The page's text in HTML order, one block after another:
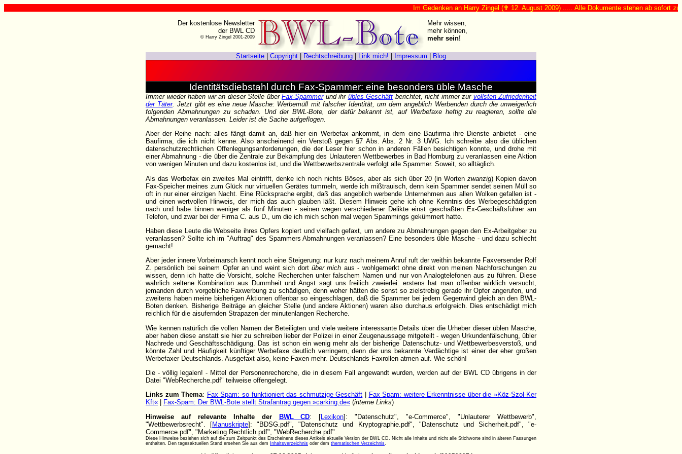
Im Gedenken an Harry Zingel (✟ 12. August 2009) ..... Alle Dokumente stehen ab sofort
Der kostenlose Newsletter
der BWL CD
© Harry Zingel 2001-2009
Mehr wissen,
mehr können,
mehr sein!
Startseite Copyright Rechtschreibung Link mich! Impressum Blog
Identitätsdiebstahl durch Fax-Spammer: eine besonders üble Masche
Immer wieder haben wir an dieser Stelle über Fax-Spammerund ihr übles Geschäft berichtet, nicht immer zur vollsten Zufriedenheit
der Täter. Jetzt gibt es eine neue Masche: Werbemüll mit falscher Identität, um dem angeblich Werbenden durch die unweigerlich
folgenden Abmahnungen zu schaden. Und der BWL-Bote, der dafür bekannt ist, auf Werbefaxe heftig zu reagieren, sollte die
Abmahnungen veranlassen. Leider ist die Sache aufgeflogen.
Aber der Reihe nach: alles fängt damit an, daß hier ein Werbefax ankommt, in dem eine Baufirma ihre Dienste anbietet - eine
Baufirma, die ich nicht kenne. Also anscheinend ein Verstoß gegen §7 Abs. Abs. 2 Nr. 3 UWG. Ich schreibe also die üblichen
datenschutzrechtlichen Offenlegungsanforderungen, die der Leser hier schon in anderen Fällen besichtigen konnte, und drohe mit
einer Abmahnung - die über die Zentrale zur Bekämpfung des Unlauteren Wettbewerbes in Bad Homburg zu veranlassen eine Aktion
von wenigen Minuten und dazu kostenlos ist, und die Wettbewerbszentrale verfolgt alle Spammer. Soweit, so alltäglich.
Als das Werbefax ein zweites Mal eintrifft, denke ich noch nichts Böses, aber als sich über 20 (in Worten zwanzig) Kopien davon
Fax-Speicher meines zum Glück nur virtuellen Gerätes tummeln, werde ich mißtrauisch, denn kein Spammer sendet seinen Müll so
oft in nur einer einzigen Nacht. Eine Rücksprache ergibt, daß das angeblich werbende Unternehmen aus allen Wolken gefallen ist -
und einen wertvollen Hinweis, der mich das auch glauben läßt. Diesem Hinweis gehe ich ohne Kenntnis des Werbegeschädigten
nach und habe binnen weniger als fünf Minuten - seinen wegen verschiedener Delikte einst geschaßten Ex-Geschäftsführer am
Telefon, und zwar bei der Firma C. aus D., um die ich mich schon mal wegen Spammings gekümmert hatte.
Haben diese Leute die Webseite ihres Opfers kopiert und vielfach gefaxt, um andere zu Abmahnungen gegen den Ex-Arbeitgeber zu
veranlassen? Sollte ich im "Auftrag" des Spammers Abmahnungen veranlassen? Eine besonders üble Masche - und dazu schlecht
gemacht!
Aber jeder innere Vorbeimarsch kennt noch eine Steigerung: nur kurz nach meinem Anruf ruft der weithin bekannte Faxversender Rolf
Z. persönlich bei seinem Opfer an und weint sich dort über mich aus - wohlgemerkt ohne direkt von meinen Nachforschungen zu
wissen, denn ich hatte die Vorsicht, solche Recherchen unter falschem Namen und nur von Analogtelefonen aus zu führen. Diese
wahrlich seltene Kombination aus Dummheit und Angst sagt uns freilich zweierlei: erstens hat man offenbar wirklich versucht,
jemanden durch vorgebliche Faxwerbung zu schädigen, denn woher hätten die sonst so zielstrebig gerade ihr Opfer angerufen, und
zweitens haben meine bisherigen Aktionen offenbar so eingeschlagen, daß die Spammer bei jedem Gegenwind gleich an den BWL-
Boten denken. Bisherige Beiträge an gleicher Stelle (und andere Aktionen) waren also durchaus erfolgreich. Dies entschädigt mich
reichlich für die aisufernden Strapazen der minutenlangen Recherche.
Wie kennen natürlich die vollen Namen der Beteiligten und viele weitere interessante Details über die Urheber dieser üblen Masche,
aber haben diese anstatt sie hier zu schreiben lieber der Polizei in einer Zeugenaussage mitgeteilt - wegen Urkundenfälschung, übler
Nachrede und Geschäftsschädigung. Das ist schon ein wenig mehr als der bisherige Datenschutz- und Wettbewerbesverstoß, und
könnte Zahl und Häufigkeit künftiger Werbefaxe deutlich verringern, denn der uns bekannte Verdächtige ist einer der eher großen
Werbefaxer Deutschlands. Ausgefaxt also, keine Faxen mehr. Deutschlands Faxrollen atmen auf. Wie schön!
Die - völlig legalen! - Mittel der Personenrecherche, die in diesem Fall angewandt wurden, werden auf der BWL CD übrigens in der
Datei "WebRecherche.pdf" teilweise offengelegt.
Links zum Thema: Fax Spam: so funktioniert das schmutzige Geschäft
Fax Spam: weitere Erkenntnisse über die »Köz-Szol-Ker
Kft«
Fax-Spam: Der BWL-Bote stellt Strafantrag gegen »carking.de« (interne Links)
Hinweise auf relevante Inhalte der BWL CD: [Lexikon]: "Datenschutz", "e-Commerce", "Unlauterer Wettbewerb",
"Wettbewerbsrecht". [Manuskripte]: "BDSG.pdf", "Datenschutz und Kryptographie.pdf", "Datenschutz und Sicherheit.pdf", "e-
Commerce.pdf", "Marketing Rechtlich.pdf", "WebRecherche.pdf".
Diese Hinweise beziehen sich auf die zum Zeitpunkt des Erscheinens dieses Artikels aktuelle Version der BWL CD. Nicht alle Inhalte und nicht alle Stichworte sind in älteren Fassungen
enthalten. Den tagesaktuellen Stand ersehen Sie aus dem
Inhaltsverzeichnis oder dem thematischen Verzeichnis